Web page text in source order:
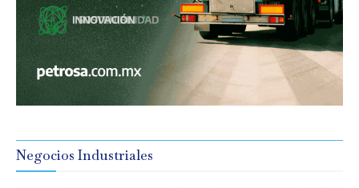
Negocios Industriales